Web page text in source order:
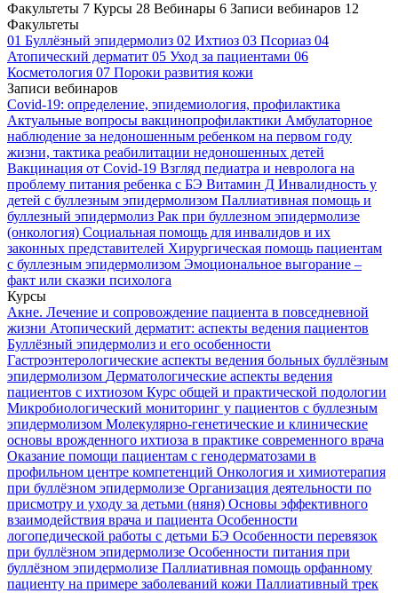
Факультеты 7 Курсы 28 Вебинары 6 Записи вебинаров 12
Факультеты
01 Буллёзный эпидермолиз 02 Ихтиоз 03 Псориаз 04
Атопический дерматит 05 Уход за пациентами 06
Косметология 07 Пороки развития кожи
Записи вебинаров
Covid-19: определение, эпидемиология, профилактика
Актуальные вопросы вакцинопрофилактики Амбулаторное
наблюдение за недоношенным ребенком на первом году
жизни, тактика реабилитации недоношенных детей
Вакцинация от Covid-19 Взгляд педиатра и невролога на
проблему питания ребенка с БЭ Витамин Д Инвалидность у
детей с буллезным эпидермолизом Паллиативная помощь и
буллезный эпидермолиз Рак при буллезном эпидермолизе
(онкология) Социальная помощь для инвалидов и их
законных представителей Хирургическая помощь пациентам
с буллезным эпидермолизом Эмоциональное выгорание –
факт или сказки психолога
Курсы
Акне. Лечение и сопровождение пациента в повседневной
жизни Атопический дерматит: аспекты ведения пациентов
Буллёзный эпидермолиз и его особенности
Гастроэнтерологические аспекты ведения больных буллёзным
эпидермолизом Дерматологические аспекты ведения
пациентов с ихтиозом Курс общей и практической подологии
Микробиологический мониторинг у пациентов с буллезным
эпидермолизом Молекулярно-генетические и клинические
основы врожденного ихтиоза в практике современного врача
Оказание помощи пациентам с генодерматозами в
профильном центре компетенций Онкология и химиотерапия
при буллёзном эпидермолизе Организация деятельности по
присмотру и уходу за детьми (няня) Основы эффективного
взаимодействия врача и пациента Особенности
логопедической работы с детьми БЭ Особенности перевязок
при буллёзном эпидермолизе Особенности питания при
буллёзном эпидермолизе Паллиативная помощь орфанному
пациенту на примере заболеваний кожи Паллиативный трек